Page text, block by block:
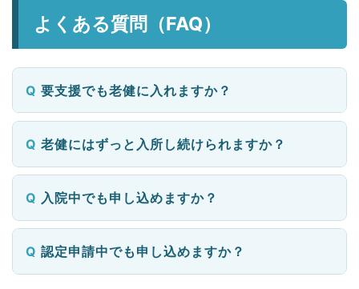
よくある質問（FAQ）
要支援でも老健に入れますか？
老健にはずっと入所し続けられますか？
入院中でも申し込めますか？
認定申請中でも申し込めますか？